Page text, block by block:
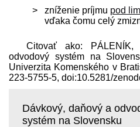
zníženie príjmu pod
vďaka čomu celý
Citovať ako:
odvodový systém na
Univerzita Komenského v
223-5755-5, doi:10.5281/​
Dávkový, daňový a
systém na Slovensku